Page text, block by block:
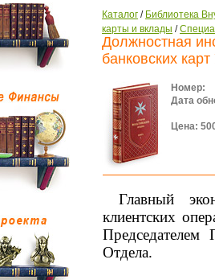
Каталог / Библиотека
карты и вклады /
Должностная
банковских
Номер:
Дата
Цена:
Главный
клиентских
Председателем
Отдела.